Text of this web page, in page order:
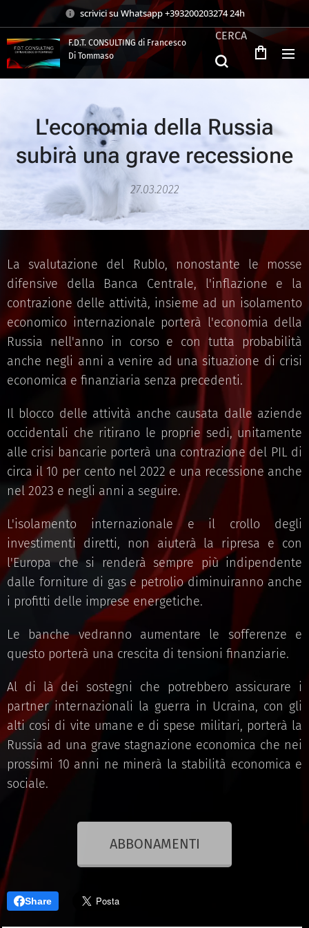
scrivici su Whatsapp +393200203274 24h
F.D.T. CONSULTING di Francesco
Di Tommaso
CERCA
L'economia della Russia
subirà una grave recessione
27.03.2022
La svalutazione del Rublo, nonostante le mosse
difensive della Banca Centrale, l'inflazione e la
contrazione delle attività, insieme ad un isolamento
economico internazionale porterà l'economia della
Russia nell'anno in corso e con tutta probabilità
anche negli anni a venire ad una situazione di crisi
economica e finanziaria senza precedenti.
Il blocco delle attività anche causata dalle aziende
occidentali che ritirano le proprie sedi, unitamente
alle crisi bancarie porterà una contrazione del PIL di
circa il 10 per cento nel 2022 e una recessione anche
nel 2023 e negli anni a seguire.
L'isolamento internazionale e il crollo degli
investimenti diretti, non aiuterà la ripresa e con
l'Europa che si renderà sempre più indipendente
dalle forniture di gas e petrolio diminuiranno anche
i profitti delle imprese energetiche.
Le banche vedranno aumentare le sofferenze e
questo porterà una crescita di tensioni finanziarie.
Al di là dei sostegni che potrebbero assicurare i
partner internazionali la guerra in Ucraina, con gli
alti cosi di vite umane e di spese militari, porterà la
Russia ad una grave stagnazione economica che nei
prossimi 10 anni ne minerà la stabilità economica e
sociale.
ABBONAMENTI
Share